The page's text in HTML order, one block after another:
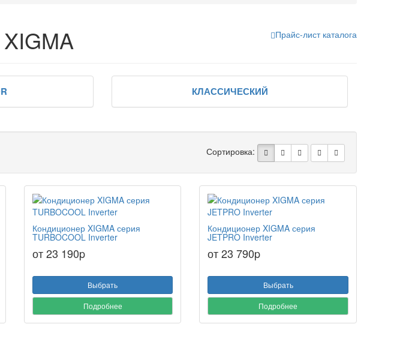
Прайс-лист каталога
КЛАССИЧЕСКИЙ
Сортировка:
Кондиционер XIGMA серия
TURBOCOOL Inverter
от 23 190p
Выбрать
Подробнее
Кондиционер XIGMA серия
JETPRO Inverter
от 23 790p
Выбрать
Подробнее